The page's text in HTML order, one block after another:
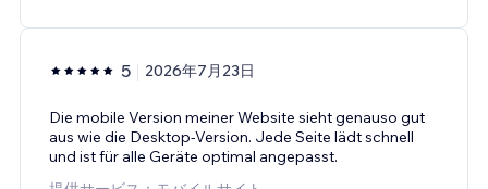
5 2026年7月23日
Die mobile Version meiner Website sieht genauso gut
aus wie die Desktop-Version. Jede Seite lädt schnell
und ist für alle Geräte optimal angepasst.